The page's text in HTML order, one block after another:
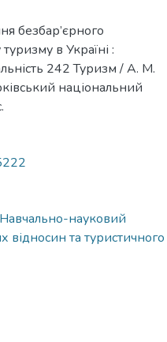
безбар’єрного
в Україні :
242 Туризм / А. М.
національний
Навчально-науковий
відносин та туристичного